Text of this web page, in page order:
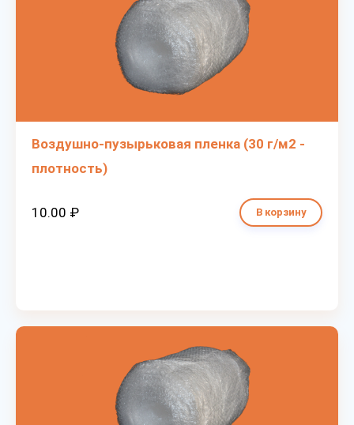
Воздушно-пузырьковая пленка (30 г/м2 -
плотность)
10.00 ₽ В корзину